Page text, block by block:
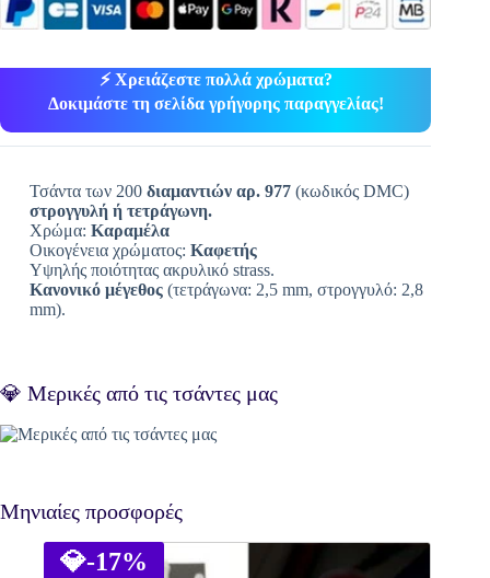
⚡ Χρειάζεστε πολλά χρώματα?
Δοκιμάστε τη σελίδα γρήγορης παραγγελίας!
Τσάντα των 200 διαμαντιών αρ. 977(κωδικός DMC)
στρογγυλή ή τετράγωνη.
Χρώμα: Καραμέλα
Οικογένεια χρώματος: Καφετής
Υψηλής ποιότητας ακρυλικό strass.
Κανονικό μέγεθος(τετράγωνα: 2,5 mm, στρογγυλό: 2,8
mm).
💎 Μερικές από τις τσάντες μας
Μηνιαίες προσφορές
💎-17%